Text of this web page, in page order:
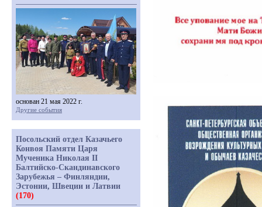
основан 21 мая 2022 г.
Другие события
Посольский отдел Казачьего
Конвоя Памяти Царя
Мученика Николая II
Балтийско-Скандинавского
Зарубежья – Финляндии,
Эстонии, Швеции и Латвии
(170)